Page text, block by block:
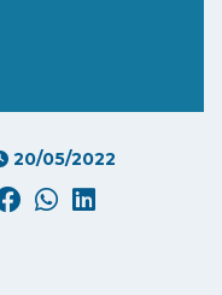
20/05/2022